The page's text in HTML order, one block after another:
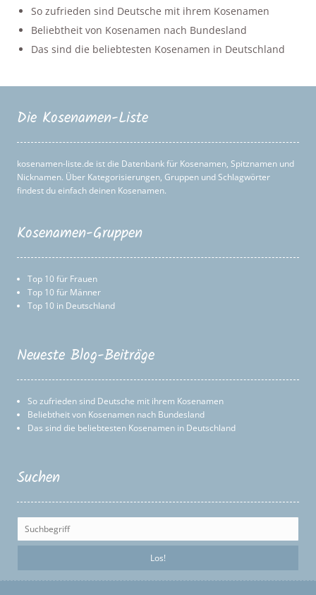
So zufrieden sind Deutsche mit ihrem Kosenamen
Beliebtheit von Kosenamen nach Bundesland
Das sind die beliebtesten Kosenamen in Deutschland
Die Kosenamen-Liste
kosenamen-liste.de ist die Datenbank für Kosenamen, Spitznamen und
Nicknamen. Über Kategorisierungen, Gruppen und Schlagwörter
findest du einfach deinen Kosenamen.
Kosenamen-Gruppen
Top 10 für Frauen
Top 10 für Männer
Top 10 in Deutschland
Neueste Blog-Beiträge
So zufrieden sind Deutsche mit ihrem Kosenamen
Beliebtheit von Kosenamen nach Bundesland
Das sind die beliebtesten Kosenamen in Deutschland
Suchen